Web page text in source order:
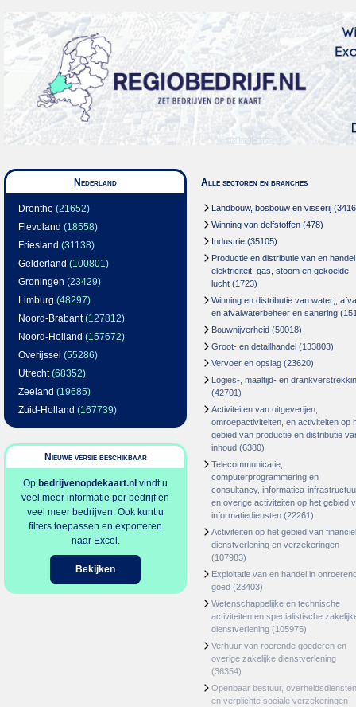
Nederland
Drenthe (21652)
Flevoland (18558)
Friesland (31138)
Gelderland (100801)
Groningen (23429)
Limburg (48297)
Noord-Brabant(127812)
Noord-Holland (157672)
Overijssel (55286)
Utrecht(68352)
Zeeland (19685)
Zuid-Holland (167739)
Nieuwe versie beschikbaar
Op bedrijvenopdekaart.nl vindt u
veel meer informatie per bedrijf en
veel meer bedrijven. Ook kunt u
filters toepassen en exporteren
naar Excel.
Bekijken
Alle sectoren en branches
Landbouw, bosbouw en visserij
Winning van delfstoffen (478)
Industrie (35105)
Productie en distributie van en
elektriciteit, gas, stoom en gekoelde
lucht (1723)
Winning en distributie van water;,
en afvalwaterbeheer en sanering
Bouwnijverheid (50018)
Groot- en detailhandel (133803)
Vervoer en opslag (23620)
Logies-, maaltijd- en
(42701)
Activiteiten van uitgeverijen,
omroepactiviteiten, en activiteiten op
gebied van productie en distributie
inhoud (6380)
Telecommunicatie,
computerprogrammering en
consultancy, informatica-
en overige activiteiten op het gebied
informatiediensten (22261)
Activiteiten op het gebied van
dienstverlening en verzekeringen
(107983)
Exploitatie van en handel in
goed (23403)
Wetenschappelijke en technische
activiteiten en specialistische
dienstverlening (105975)
Verhuur van roerende goederen en
overige zakelijke dienstverlening
(36354)
Openbaar bestuur, overheidsdiensten
en verplichte sociale verzekeringen